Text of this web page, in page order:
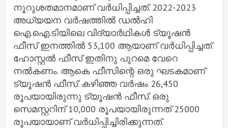
നൂറുശതമാനമാണ് വര്‍ധിപ്പിച്ചത്. 2022-2023
അധ്യയന വര്‍ഷത്തില്‍ ഡല്‍ഹി
ഐ.ഐ.ടിയിലെ വിദ്യാര്‍ഥികള്‍ ട്യൂഷന്‍
ഫീസ് ഇനത്തില്‍ 53,100 ആയാണ് വര്‍ധിപ്പിച്ചത്.
ഹോസ്റ്റല്‍ ഫീസ് ഇതിനു പുറമെ വേറെ
നല്‍കണം. ആകെ ഫീസിന്റെ ഒരു ഘടകമാണ്
ട്യൂഷന്‍ ഫീസ്. കഴിഞ്ഞ വര്‍ഷം 26,450
രൂപയായിരുന്നു ട്യൂഷന്‍ ഫീസ്. ഒരു
സെമസ്റ്ററിന് 10,000 രൂപയായിരുന്നത് 25000
രൂപയായാണ് വര്‍ധിപ്പിച്ചിരിക്കുന്നത്.